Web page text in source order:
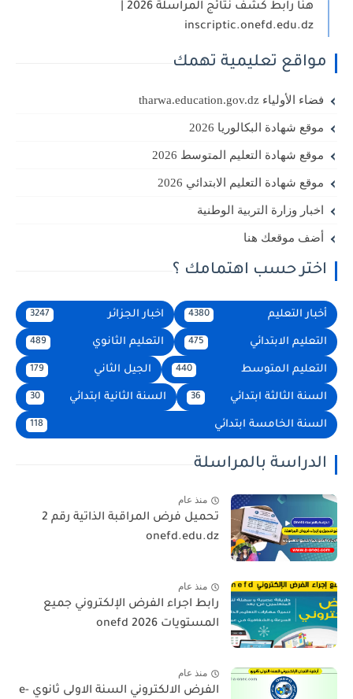
هنا رابط كشف نتائج المراسلة 2026 |
inscriptic.onefd.edu.dz
مواقع تعليمية تهمك
فضاء الأولياء tharwa.education.gov.dz
موقع شهادة البكالوريا 2026
موقع شهادة التعليم المتوسط 2026
موقع شهادة التعليم الابتدائي 2026
اخبار وزارة التربية الوطنية
أضف موقعك هنا
اختر حسب اهتمامك ؟
أخبار التعليم 4380 اخبار الجزائر 3247
التعليم الابتدائي 475 التعليم الثانوي 489
التعليم المتوسط 440 الجيل الثاني 179
السنة الثالثة ابتدائي السنة الثانية ابتدائي
السنة الخامسة ابتدائي 118
الدراسة بالمراسلة
منذ عام
تحميل فرض المراقبة الذاتية رقم 2
onefd.edu.dz
منذ عام
رابط اجراء الفرض الإلكتروني جميع
المستويات 2026 onefd
منذ عام
الفرض الالكتروني السنة الاولى ثانوي e-